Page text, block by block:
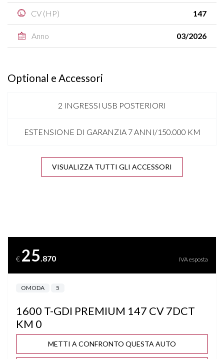
CV (HP) 147
Anno 03/2026
Optional e Accessori
2 INGRESSI USB POSTERIORI
ESTENSIONE DI GARANZIA 7 ANNI/150.000 KM
4 V.E.
BARRE SUL TETTO
BRACCIOLO
BRACCIOLO POSTERIORE
VISUALIZZA TUTTI GLI ACCESSORI
€ 25.870 IVA esposta
OMODA 5
1600 T-GDI PREMIUM 147 CV 7DCT
KM 0
METTI A CONFRONTO QUESTA AUTO